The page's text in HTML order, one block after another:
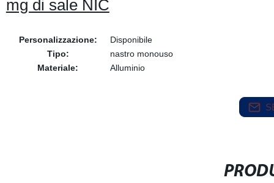
mg di sale NIC
Personalizzazione:
Disponibile
Tipo:
nastro monouso
Materiale:
Alluminio